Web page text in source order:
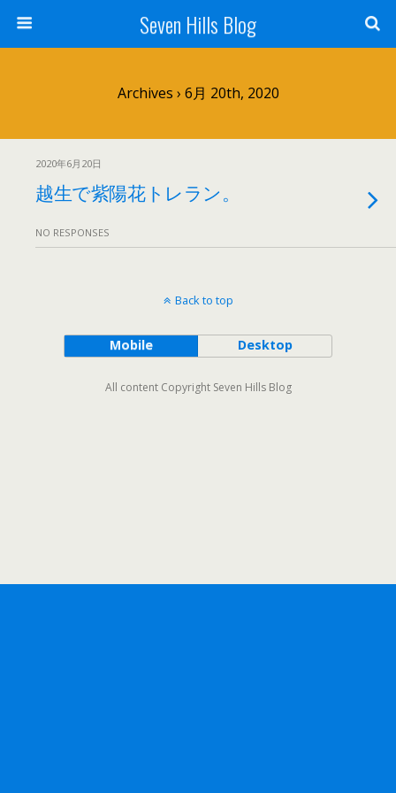
Seven Hills Blog
Archives › 6月 20th, 2020
2020年6月20日
越生で紫陽花トレラン。
NO RESPONSES
Back to top
Mobile Desktop
All content Copyright Seven Hills Blog